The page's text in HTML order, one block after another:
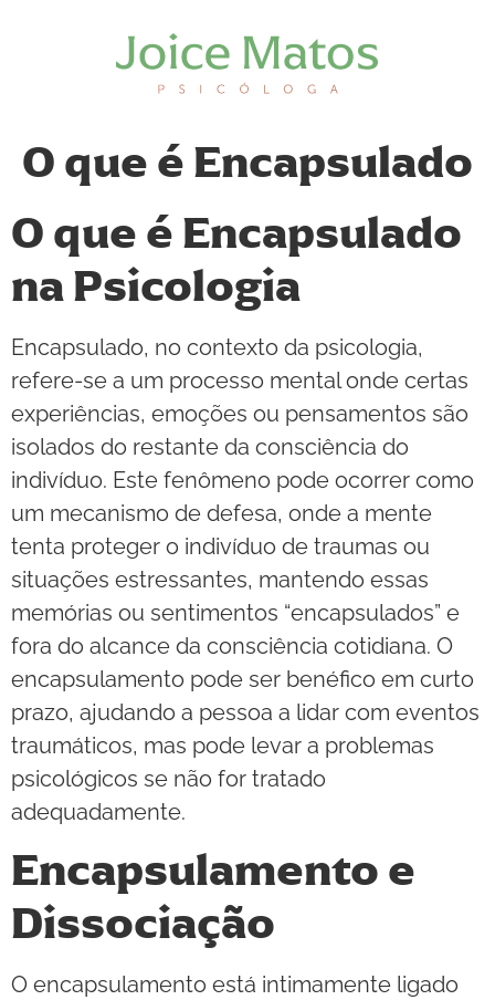
O que é Encapsulado
O que é Encapsulado
na Psicologia
Encapsulado, no contexto da psicologia,
refere-se a um processo mental onde certas
experiências, emoções ou pensamentos são
isolados do restante da consciência do
indivíduo. Este fenômeno pode ocorrer como
um mecanismo de defesa, onde a mente
tenta proteger o indivíduo de traumas ou
situações estressantes, mantendo essas
memórias ou sentimentos “encapsulados” e
fora do alcance da consciência cotidiana. O
encapsulamento pode ser benéfico em curto
prazo, ajudando a pessoa a lidar com eventos
traumáticos, mas pode levar a problemas
psicológicos se não for tratado
adequadamente.
Encapsulamento e
Dissociação
O encapsulamento está intimamente ligado